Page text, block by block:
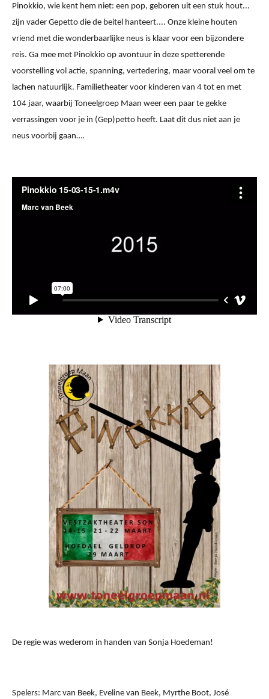
Pinokkio, wie kent hem niet: een pop, geboren uit een stuk hout...
zijn vader Gepetto die de beitel hanteert.... Onze kleine houten
vriend met die wonderbaarlijke neus is klaar voor een bijzondere
reis. Ga mee met Pinokkio op avontuur in deze spetterende
voorstelling vol actie, spanning, vertedering, maar vooral veel om te
lachen natuurlijk. Familietheater voor kinderen van 4 tot en met
104 jaar, waarbij Toneelgroep Maan weer een paar te gekke
verrassingen voor je in (Gep)petto heeft. Laat dit dus niet aan je
neus voorbij gaan….
De regie was wederom in handen van Sonja Hoedeman!
Spelers: Marc van Beek, Eveline van Beek, Myrthe Boot, José